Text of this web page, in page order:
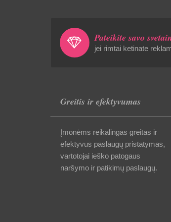
Pateikite savo
jei rimtai ketinate
Greitis ir efektyvumas
Įmonėms reikalingas greitas ir
efektyvus paslaugų pristatymas,
vartotojai ieško patogaus
naršymo ir patikimų paslaugų.